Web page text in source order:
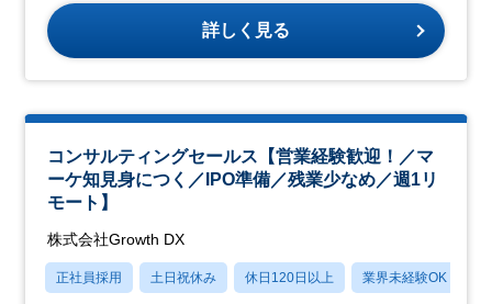
詳しく見る
コンサルティングセールス【営業経験歓迎！／マ
ーケ知見身につく／IPO準備／残業少なめ／週1リ
モート】
株式会社Growth DX
正社員採用 土日祝休み 休日120日以上 業界未経験OK